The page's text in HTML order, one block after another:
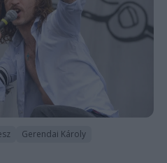
Gerendai Károly